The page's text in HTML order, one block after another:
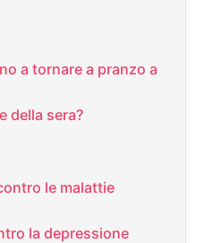
a tornare a pranzo a
della sera?
le malattie
la depressione